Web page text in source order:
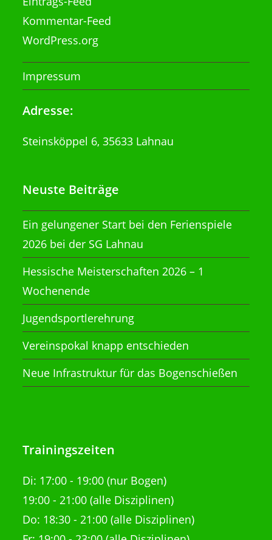
Kommentar-Feed
WordPress.org
Impressum
Adresse:
Steinsköppel 6, 35633 Lahnau
Neuste Beiträge
Ein gelungener Start bei den Ferienspiele
2026 bei der SG Lahnau
Hessische Meisterschaften 2026 – 1
Wochenende
Jugendsportlerehrung
Vereinspokal knapp entschieden
Neue Infrastruktur für das Bogenschießen
Trainingszeiten
Di: 17:00 - 19:00 (nur Bogen)
19:00 - 21:00 (alle Disziplinen)
Do: 18:30 - 21:00 (alle Disziplinen)